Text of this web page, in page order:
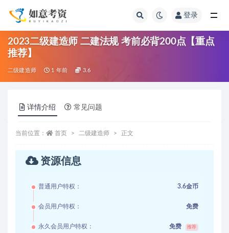
登录
2023二级建造师 二建法规 考前必背200点【重点
推荐】
二级建造师 1 年前 3.6
详情介绍 常见问题
当前位置： 首页 二级建造师 正文
资源信息
普通用户特权： 3.6金币
会员用户特权： 免费
永久会员用户特权： 免费 推荐